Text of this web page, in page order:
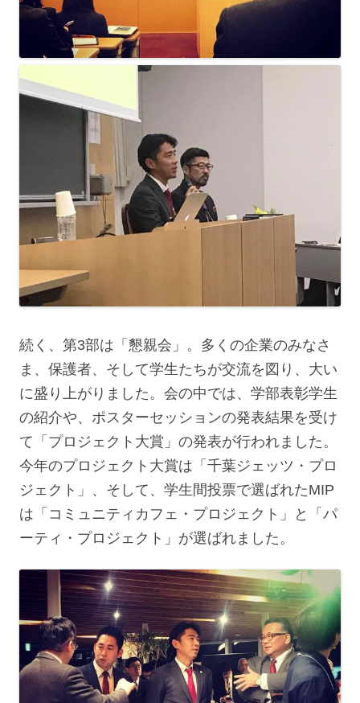
続く、第3部は「懇親会」。多くの企業のみなさ
ま、保護者、そして学生たちが交流を図り、大い
に盛り上がりました。会の中では、学部表彰学生
の紹介や、ポスターセッションの発表結果を受け
て「プロジェクト大賞」の発表が行われました。
今年のプロジェクト大賞は「千葉ジェッツ・プロ
ジェクト」、そして、学生間投票で選ばれたMIP
は「コミュニティカフェ・プロジェクト」と「パ
ーティ・プロジェクト」が選ばれました。